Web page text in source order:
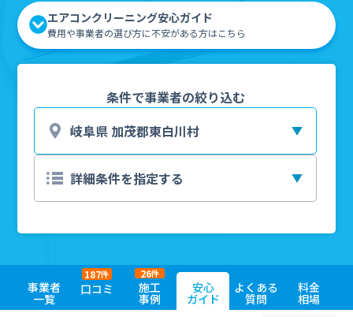
エアコンクリーニング安心ガイド
費用や事業者の選び方に不安がある方はこちら
条件で事業者の絞り込む
事業者
一覧
口コミ
187件
施工
事例
26件
安心
ガイド
よくある
質問
料金
相場